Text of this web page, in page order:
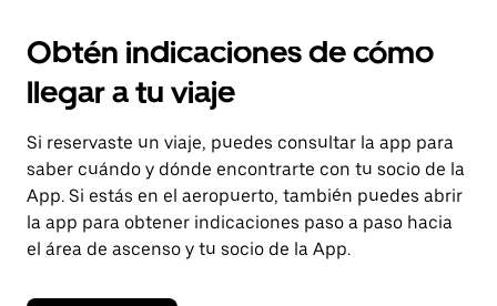
Obtén indicaciones de cómo
llegar a tu viaje
Si reservaste un viaje, puedes consultar la app para
saber cuándo y dónde encontrarte con tu socio de la
App. Si estás en el aeropuerto, también puedes abrir
la app para obtener indicaciones paso a paso hacia
el área de ascenso y tu socio de la App.